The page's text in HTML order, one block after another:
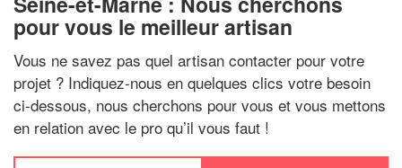
pour vous le meilleur artisan
Vous ne savez pas quel artisan contacter pour votre
projet ? Indiquez-nous en quelques clics votre besoin
ci-dessous, nous cherchons pour vous et vous mettons
en relation avec le pro qu’il vous faut !